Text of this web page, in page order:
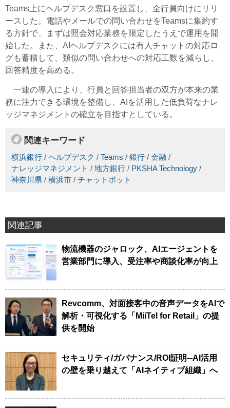
Teams上にヘルプデスク窓口を設置し、全行員向けにリリ
ースした。電話やメールでの問い合わせをTeamsに集約す
る方針で、まずは照会対応業務を限定したうえで運用を開
始した。また、AIヘルプデスクには有人チャットの対応ロ
グも蓄積して、類似の問い合わせへの対応工数を減らし、
回答精度を高める。
一連の導入により、行員と回答担当者の双方が本来の業
務に注力できる環境を整備し、AIを活用した低負荷なナレ
ッジマネジメントの確立を目指すとしている。
関連キーワード
横浜銀行 / ヘルプデスク / Teams / 銀行 / 金融 /
ナレッジマネジメント / 地方銀行 / PKSHA Technology /
神奈川県 / 横浜市 / チャットボット
関連記事
物流機器のジャロック、AIエージェントを
営業部門に導入、受注率や商談化率が向上
Revcomm、対面接客中の音声データをAIで
解析・可視化する「MiiTel for Retail」の提
供を開始
セキュリティ/ガバナンス/ROI証明─AI活用
の壁を乗り越えて「AIネイティブ組織」へ